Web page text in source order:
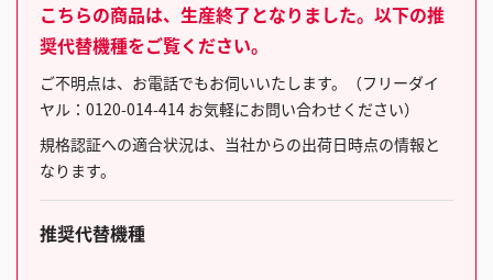
こちらの商品は、生産終了となりました。以下の推
奨代替機種をご覧ください。
ご不明点は、お電話でもお伺いいたします。（フリーダイ
ヤル：0120-014-414 お気軽にお問い合わせください）
規格認証への適合状況は、当社からの出荷日時点の情報と
なります。
推奨代替機種